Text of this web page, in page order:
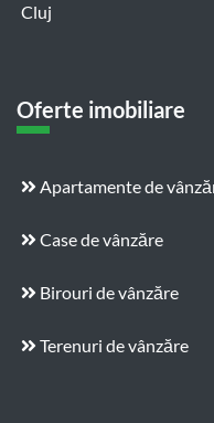
Cluj
Oferte imobiliare
Apartamente de
Case de vânzăre
Birouri de vânzăre
Terenuri de vânzăre